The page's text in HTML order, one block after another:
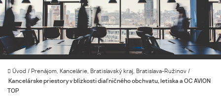
Úvod / Prenájom, Kancelárie, Bratislavský kraj, Bratislava-Ružinov /
Kancelárske priestory v blízkosti diaľničného obchvatu, letiska a OC AVION
TOP